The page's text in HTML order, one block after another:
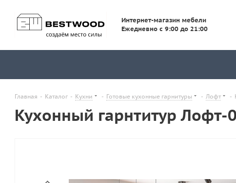
Интернет-магазин мебели
Ежедневно с 9:00 до 21:00
Главная - Каталог - Кухни - Готовые кухонные гарнитуры - Лофт -
Кухонный гарнтитур